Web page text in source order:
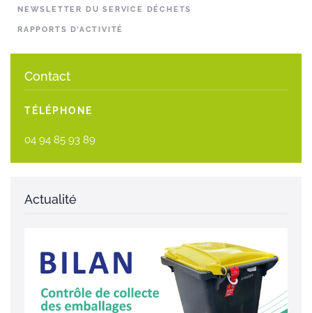
NEWSLETTER DU SERVICE DÉCHETS
RAPPORTS D’ACTIVITÉ
Contact
TÉLÉPHONE
04 94 85 93 89